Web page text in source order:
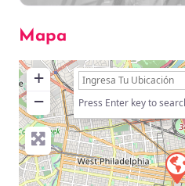
Mapa
+
−
Press Enter key to